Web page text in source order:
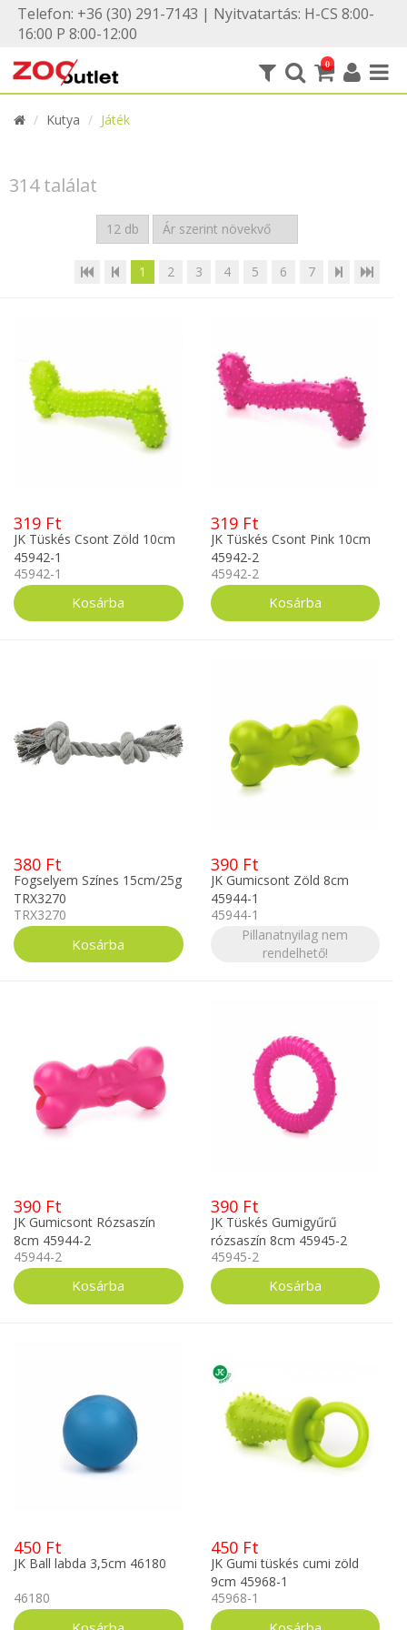
Telefon: +36 (30) 291-7143 | Nyitvatartás: H-CS 8:00-
16:00 P 8:00-12:00
0
Kutya Játék
314 találat
1 2 3 4 5 6 7
319 Ft
JK Tüskés Csont Zöld 10cm
45942-1
45942-1
319 Ft
JK Tüskés Csont Pink 10cm
45942-2
45942-2
380 Ft
Fogselyem Színes 15cm/25g
TRX3270
TRX3270
390 Ft
JK Gumicsont Zöld 8cm
45944-1
45944-1
Pillanatnyilag nem
rendelhető!
390 Ft
JK Gumicsont Rózsaszín
8cm 45944-2
45944-2
390 Ft
JK Tüskés Gumigyűrű
rózsaszín 8cm 45945-2
45945-2
450 Ft
JK Ball labda 3,5cm 46180
46180
450 Ft
JK Gumi tüskés cumi zöld
9cm 45968-1
45968-1